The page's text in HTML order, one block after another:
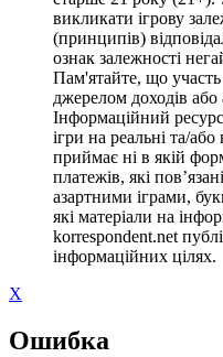
викликати ігрову
(принципів)
ознак залежності
Пам'ятайте, що
джерелом доходів або
Інформаційний
ігри на реальні та/
приймає ні в якій
платежів, які
азартними іграми,
які матеріали на
korrespondent.net
інформаційних цілях.
X
Ошибка